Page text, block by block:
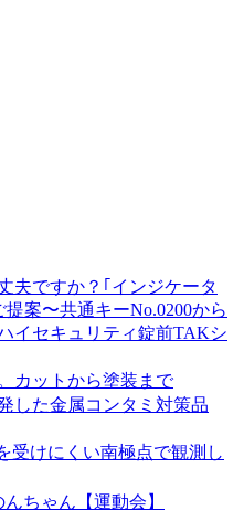
夫ですか？｢インジケータ
案〜共通キーNo.0200から
イセキュリティ錠前TAKシ
カットから塗装まで
した金属コンタミ対策品
受けにくい南極点で観測し
ちゃん【運動会】